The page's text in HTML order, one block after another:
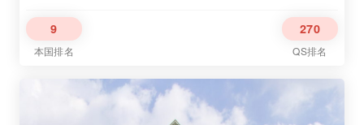
9
本国排名
270
QS排名